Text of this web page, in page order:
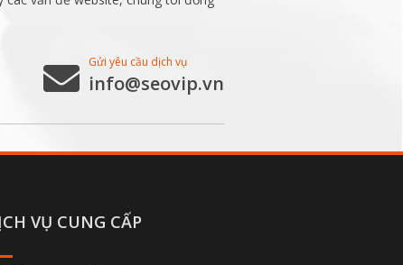
Gửi yêu cầu dịch vụ
info@seovip.vn
VỤ CUNG CẤP